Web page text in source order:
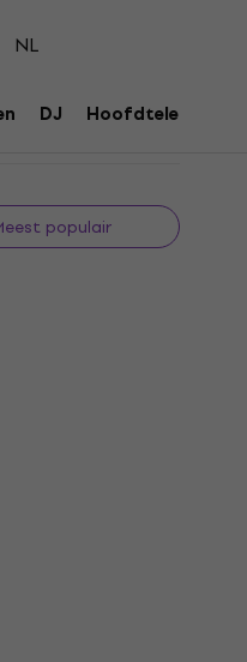
NL
DJ Hoofdtelefoons
populair